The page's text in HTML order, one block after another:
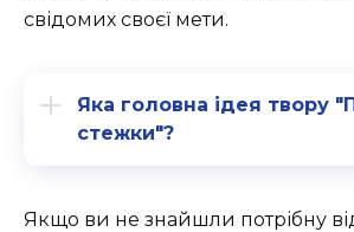
свідомих своєї мети.
Яка головна ідея твору
стежки"?
Якщо ви не знайшли потрібну